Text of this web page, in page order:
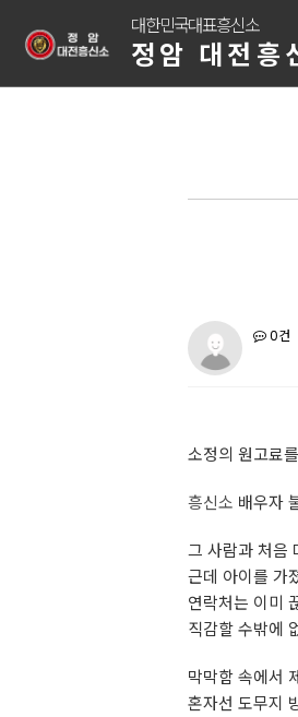
대한민국대표흥신소
정암 대전흥
0건
소정의 원고료
흥신소 배우자
그 사람과 처음
근데 아이를 가
연락처는 이미
직감할 수밖에
막막함 속에서
혼자선 도무지